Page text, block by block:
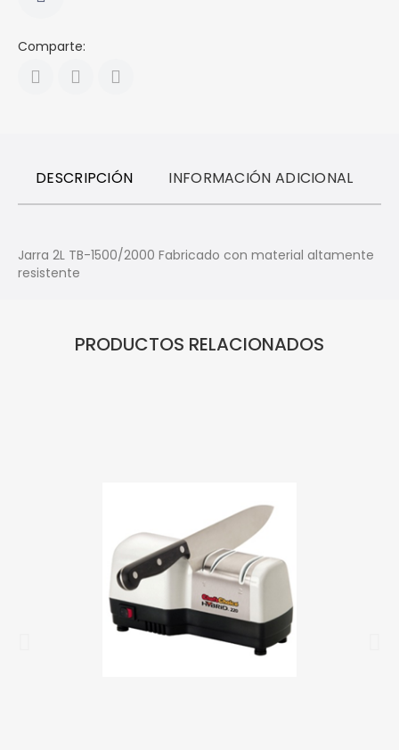
Comparte:
DESCRIPCIÓN INFORMACIÓN ADICIONAL
Jarra 2L TB-1500/2000 Fabricado con material altamente
resistente
PRODUCTOS RELACIONADOS